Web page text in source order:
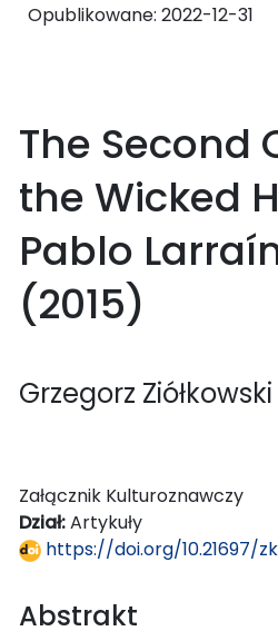
Opublikowane: 2022-12-31
The Second
the Wicked
Pablo
(2015)
Grzegorz Ziółkowski
Załącznik Kulturoznawczy
Dział:Artykuły
https://doi.org/10.21697/
Abstrakt